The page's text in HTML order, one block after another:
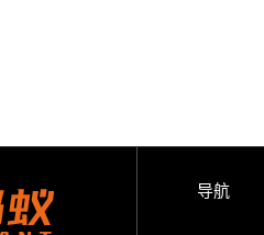
导航